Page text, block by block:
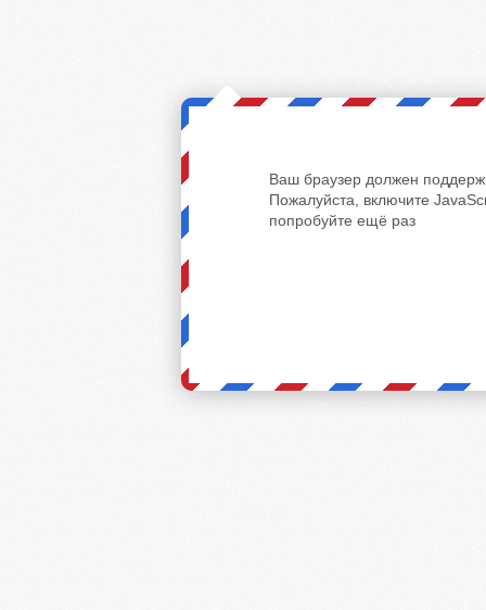
Ваш браузер должен
Пожалуйста, включите
попробуйте ещё раз